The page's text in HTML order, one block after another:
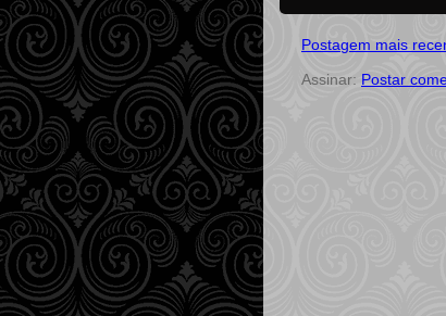
Postagem mais
Assinar: Postar